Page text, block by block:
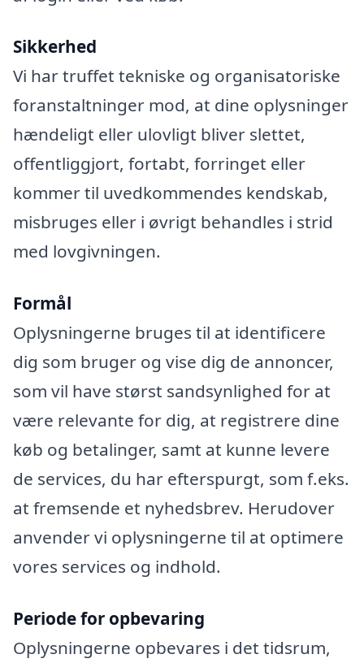
Sikkerhed
Vi har truffet tekniske og organisatoriske
foranstaltninger mod, at dine oplysninger
hændeligt eller ulovligt bliver slettet,
offentliggjort, fortabt, forringet eller
kommer til uvedkommendes kendskab,
misbruges eller i øvrigt behandles i strid
med lovgivningen.
Formål
Oplysningerne bruges til at identificere
dig som bruger og vise dig de annoncer,
som vil have størst sandsynlighed for at
være relevante for dig, at registrere dine
køb og betalinger, samt at kunne levere
de services, du har efterspurgt, som f.eks.
at fremsende et nyhedsbrev. Herudover
anvender vi oplysningerne til at optimere
vores services og indhold.
Periode for opbevaring
Oplysningerne opbevares i det tidsrum,